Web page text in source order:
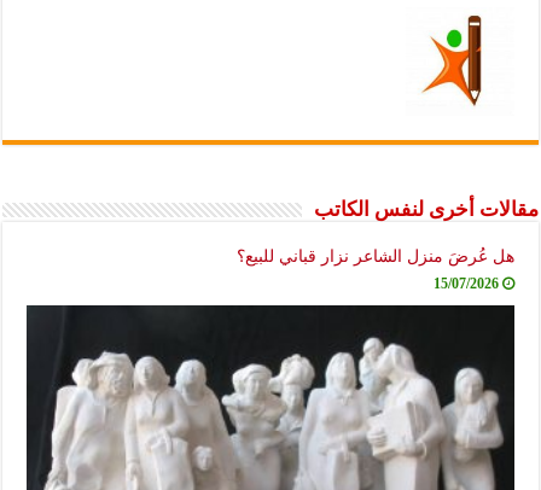
مقالات أخرى لنفس الكاتب
هل عُرضَ منزل الشاعر نزار قباني للبيع؟
15/07/2026